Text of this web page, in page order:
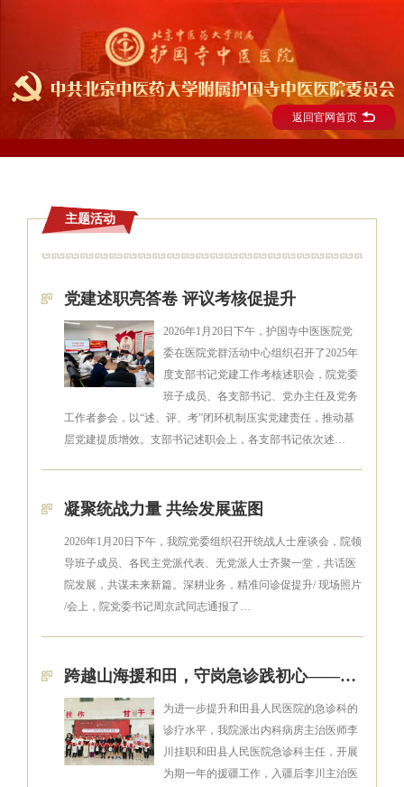
返回官网首页
主题活动
党建述职亮答卷 评议考核促提升
2026年1月20日下午，护国寺中医医院党
委在医院党群活动中心组织召开了2025年
度支部书记党建工作考核述职会，院党委
班子成员、各支部书记、党办主任及党务
工作者参会，以“述、评、考”闭环机制压实党建责任，推动基
层党建提质增效。支部书记述职会上，各支部书记依次述…
凝聚统战力量 共绘发展蓝图
2026年1月20日下午，我院党委组织召开统战人士座谈会，院领
导班子成员、各民主党派代表、无党派人士齐聚一堂，共话医
院发展，共谋未来新篇。深耕业务，精准问诊促提升/ 现场照片
/会上，院党委书记周京武同志通报了…
跨越山海援和田，守岗急诊践初心——护国寺中医医院李川主治医师支援新疆和田县人民医院工作纪实
为进一步提升和田县人民医院的急诊科的
诊疗水平，我院派出内科病房主治医师李
川挂职和田县人民医院急诊科主任，开展
为期一年的援疆工作，入疆后李川主治医